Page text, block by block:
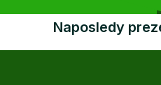
Naposledy